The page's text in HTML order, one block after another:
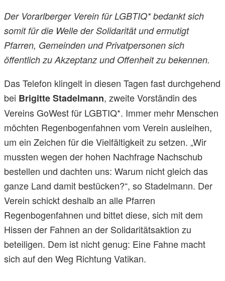
Der Vorarlberger Verein für LGBTIQ* bedankt sich
somit für die Welle der Solidarität und ermutigt
Pfarren, Gemeinden und Privatpersonen sich
öffentlich zu Akzeptanz und Offenheit zu bekennen.
Das Telefon klingelt in diesen Tagen fast durchgehend
bei Brigitte Stadelmann, zweite Vorständin des
Vereins GoWest für LGBTIQ*. Immer mehr Menschen
möchten Regenbogenfahnen vom Verein ausleihen,
um ein Zeichen für die Vielfältigkeit zu setzen. „Wir
mussten wegen der hohen Nachfrage Nachschub
bestellen und dachten uns: Warum nicht gleich das
ganze Land damit bestücken?“, so Stadelmann. Der
Verein schickt deshalb an alle Pfarren
Regenbogenfahnen und bittet diese, sich mit dem
Hissen der Fahnen an der Solidaritätsaktion zu
beteiligen. Dem ist nicht genug: Eine Fahne macht
sich auf den Weg Richtung Vatikan.